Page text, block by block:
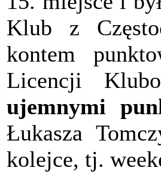
Klub z
kontem
Licencji
ujemnymi
Łukasza
kolejce, tj.